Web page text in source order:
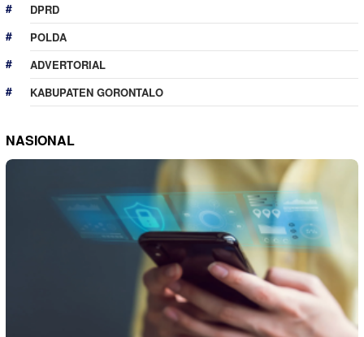
DPRD
POLDA
ADVERTORIAL
KABUPATEN GORONTALO
NASIONAL